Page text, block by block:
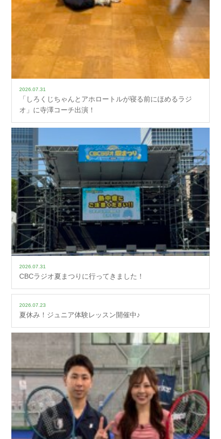
2026.07.31
「しろくじちゃんとアホロートルが寝る前にほめるラジ
オ」に寺澤コーチ出演！
2026.07.31
CBCラジオ夏まつりに行ってきました！
2026.07.23
夏休み！ジュニア体験レッスン開催中♪